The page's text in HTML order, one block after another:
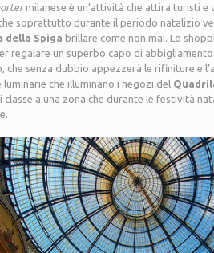
milanese è un’attività che attira turisti
soprattutto durante il periodo natalizio
della Spiga brillare come non mai. Lo
regalare un superbo capo di
che senza dubbio appezzerà le rifiniture e
luminarie che illuminano i negozi del
a una zona che durante le festività